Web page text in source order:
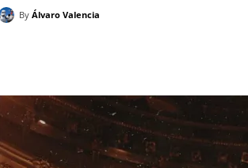
By Álvaro Valencia